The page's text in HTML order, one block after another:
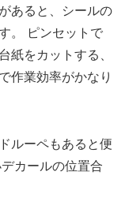
あると、シールの
。 ピンセットで
をカットする、
作業効率がかなり
ルーペもあると便
カールの位置合